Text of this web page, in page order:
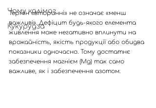
Чому калімаг
Кукурудза
Термін «вторинні» не означає «менш
важливі». Дефіцит будь-якого елемента
живлення може негативно вплинути на
врожайність, якість продукції або обидва
показники одночасно. Тому достатнє
забезпечення магнієм (Mg) так само
важливе, як і забезпечення азотом.